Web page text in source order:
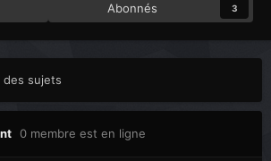
Abonnés 3
des sujets
0 membre est en ligne